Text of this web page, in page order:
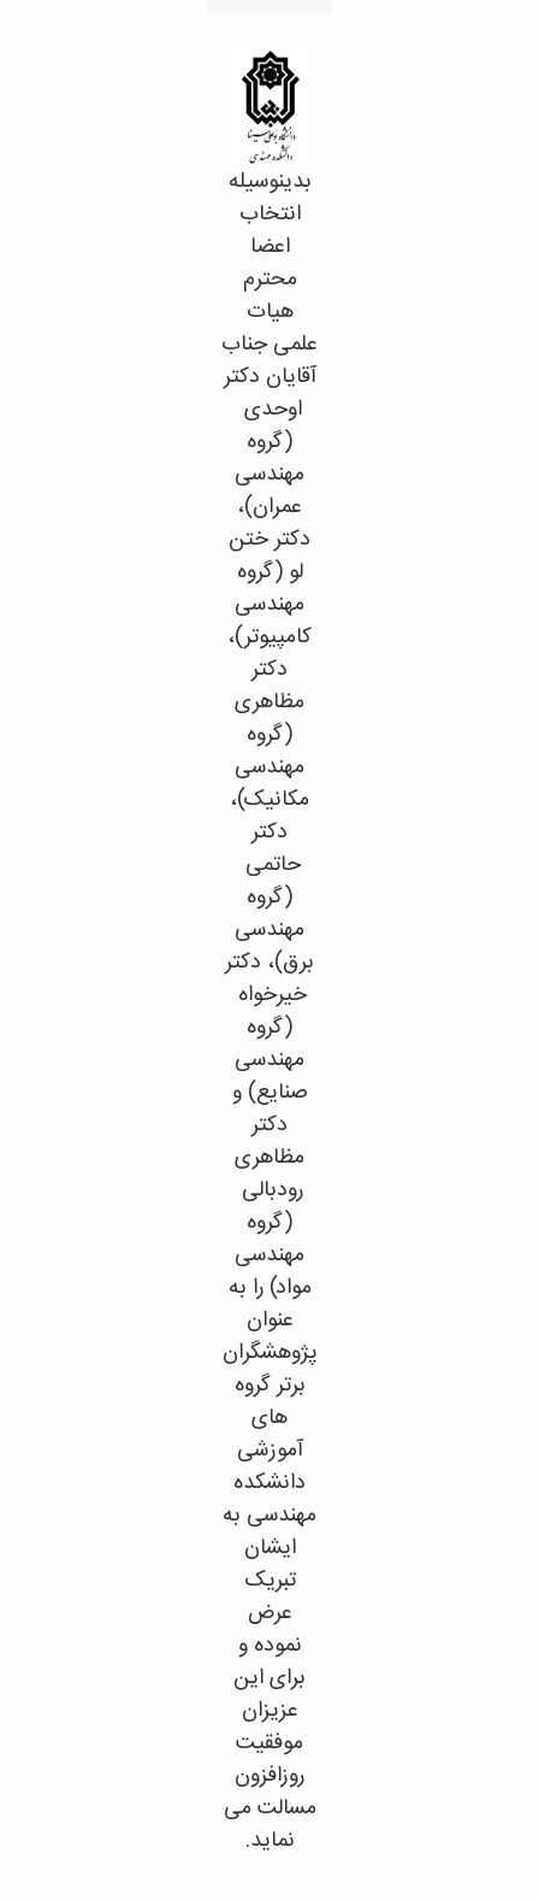
بدینوسیله
انتخاب
اعضا
محترم
هیات
علمی جناب
آقایان دکتر
اوحدی
(گروه
مهندسی
عمران)،
دکتر ختن
لو (گروه
مهندسی
کامپیوتر)،
دکتر
مظاهری
(گروه
مهندسی
مکانیک)،
دکتر
حاتمی
(گروه
مهندسی
برق)، دکتر
خیرخواه
(گروه
مهندسی
صنایع) و
دکتر
مظاهری
رودبالی
(گروه
مهندسی
مواد) را به
عنوان
پژوهشگران
برتر گروه
های
آموزشی
دانشکده
مهندسی به
ایشان
تبریک
عرض
نموده و
برای این
عزیزان
موفقیت
روزافزون
مسالت می
نماید.